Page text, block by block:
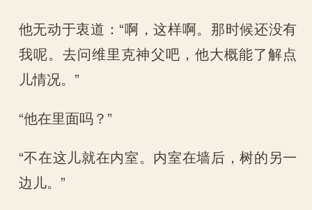
他无动于衷道：“啊，这样啊。那时候还没有
我呢。去问维里克神父吧，他大概能了解点
儿情况。”
“他在里面吗？”
“不在这儿就在内室。内室在墙后，树的另一
边儿。”